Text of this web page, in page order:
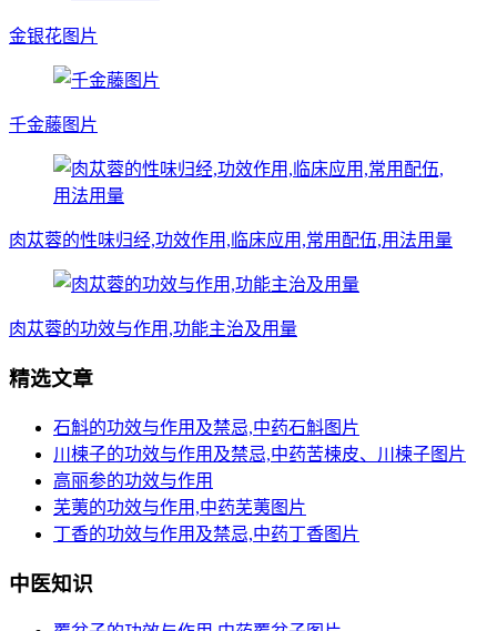
金银花图片
千金藤图片
肉苁蓉的性味归经,功效作用,临床应用,常用配伍,用法用量
肉苁蓉的功效与作用,功能主治及用量
精选文章
石斛的功效与作用及禁忌,中药石斛图片
川楝子的功效与作用及禁忌,中药苦楝皮、川楝子图片
高丽参的功效与作用
芜荑的功效与作用,中药芜荑图片
丁香的功效与作用及禁忌,中药丁香图片
中医知识